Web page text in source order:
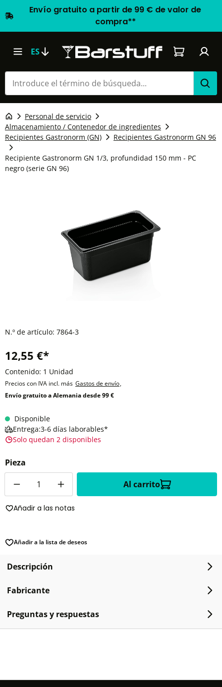
Envío gratuito a partir de 99 € de valor de
compra**
ES El carrito
Personal de servicio
Almacenamiento / Contenedor de ingredientes
Recipientes Gastronorm (GN)
Recipientes Gastronorm GN 96
Recipiente Gastronorm GN 1/3, profundidad 150 mm - PC
negro (serie GN 96)
N.º de artículo: 7864-3
12,55 €*
Contenido: 1 Unidad
Precios con IVA incl. más Gastos de envío,
Envío gratuito a Alemania desde 99 €
Disponible
Entrega:3-6 días laborables*
Solo quedan 2 disponibles
Pieza
Al carrito
Añadir a las notas
Añadir a la lista de deseos
Descripción
Fabricante
Preguntas y respuestas